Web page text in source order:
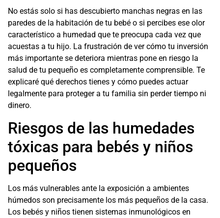
No estás solo si has descubierto manchas negras en las
paredes de la habitación de tu bebé o si percibes ese olor
característico a humedad que te preocupa cada vez que
acuestas a tu hijo. La frustración de ver cómo tu inversión
más importante se deteriora mientras pone en riesgo la
salud de tu pequeño es completamente comprensible. Te
explicaré qué derechos tienes y cómo puedes actuar
legalmente para proteger a tu familia sin perder tiempo ni
dinero.
Riesgos de las humedades
tóxicas para bebés y niños
pequeños
Los más vulnerables ante la exposición a ambientes
húmedos son precisamente los más pequeños de la casa.
Los bebés y niños tienen sistemas inmunológicos en